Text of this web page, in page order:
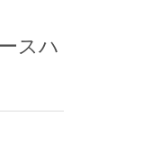
スハ